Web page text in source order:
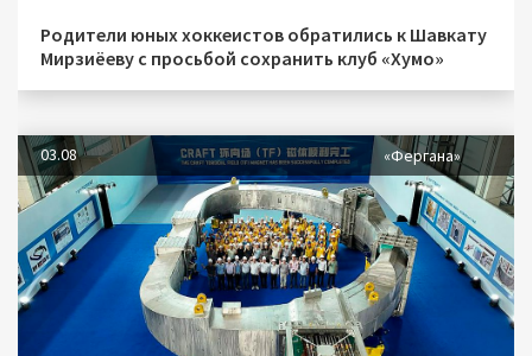
Родители юных хоккеистов обратились к Шавкату
Мирзиёеву с просьбой сохранить клуб «Хумо»
03.08 «Фергана»